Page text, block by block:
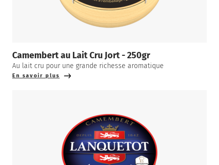
Camembert au Lait Cru Jort - 250gr
Au lait cru pour une grande richesse aromatique
En savoir plus